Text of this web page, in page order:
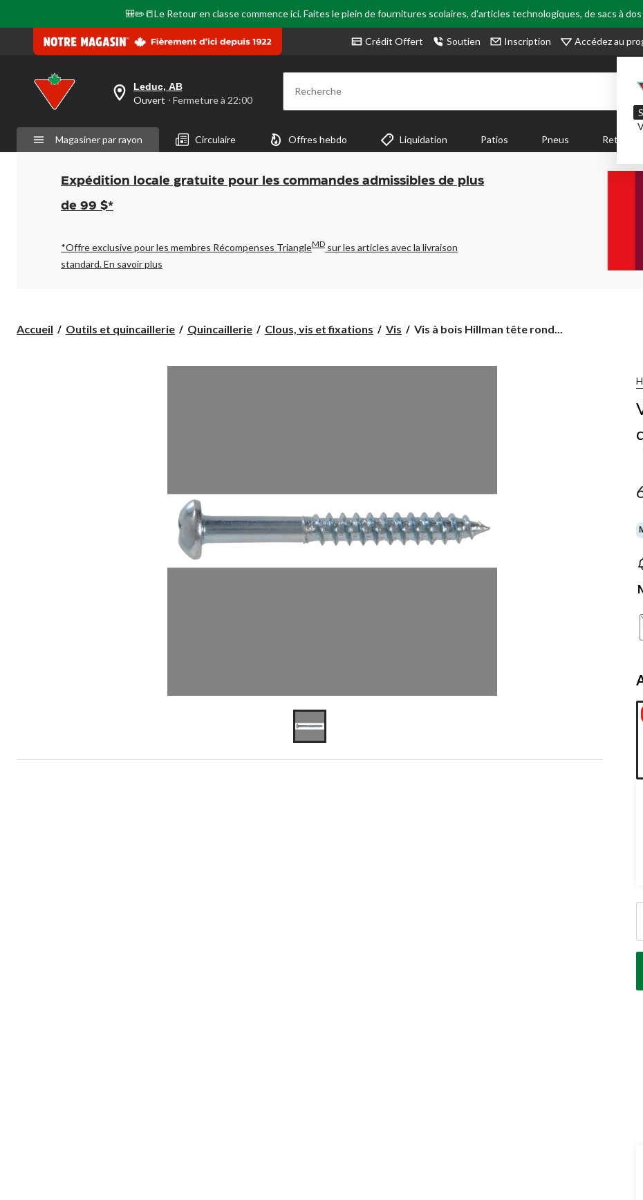
🎒✏️📒Le Retour en classe commence ici. Faites le plein de fournitures scolaires, d'articles technologiques, de sacs à
Crédit Offert Soutien Inscription Accédez au
votre
est
Leduc,
AB,
Ouvert,
Fermeture
à
pour
changer
Leduc, AB
Ouvert ⋅ Fermeture à 22:00 Recherche
Magasiner par rayon Circulaire Offres hebdo Liquidation Patios Pneus Retour
Expédition locale gratuite pour les commandes admissibles de plus
de 99 $*
*Offre exclusive pour les membres Récompenses TriangleMD sur les articles avec la livraison
standard.En savoir plus
Accueil Outils et quincaillerie Quincaillerie Clous, vis et fixations Vis
Vis
Hillman
paq.
60
Vis à bois Hillman tête rond...